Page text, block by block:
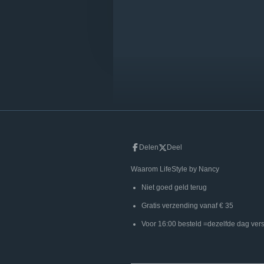
Delen Deel
Waarom LifeStyle
Niet goed
Gratis verzending
Voor 16:00 besteld